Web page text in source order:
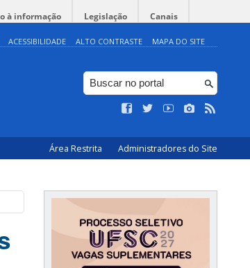
à informação Legislação Canais
ACESSIBILIDADE ALTO CONTRASTE MAPA DO SITE
Área Restrita Administradores do Site